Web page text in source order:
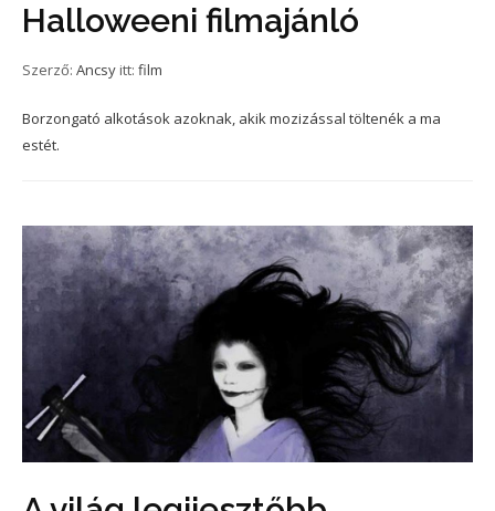
Halloweeni filmajánló
Szerző: Ancsy itt: film
Borzongató alkotások azoknak, akik mozizással töltenék a ma
estét.